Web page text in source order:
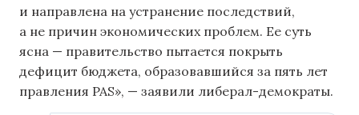
и направлена ​​на устранение последствий,
а не причин экономических проблем. Ее суть
ясна — правительство пытается покрыть
дефицит бюджета, образовавшийся за пять лет
правления PAS», — заявили либерал-демократы.